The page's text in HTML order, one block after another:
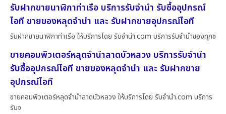
รับฝากขายนาฬิกาท่าเรือ บริการรับจำนำ รับซื้ออุปกรณ์
ไอที ขายของหลุดจำนำ และ รับฝากขายอุปกรณ์ไอที
รับฝากขายนาฬิกาท่าเรือ ให้บริการโดย รับจํานํา.com บริการรับจำนำของทุกช
ขายคอมพิวเตอร์หลุดจำนำลาดบัวหลวง บริการรับจำนำ
รับซื้ออุปกรณ์ไอที ขายของหลุดจำนำ และ รับฝากขาย
อุปกรณ์ไอที
ขายคอมพิวเตอร์หลุดจำนำลาดบัวหลวง ให้บริการโดย รับจํานํา.com บริการ
รับจ